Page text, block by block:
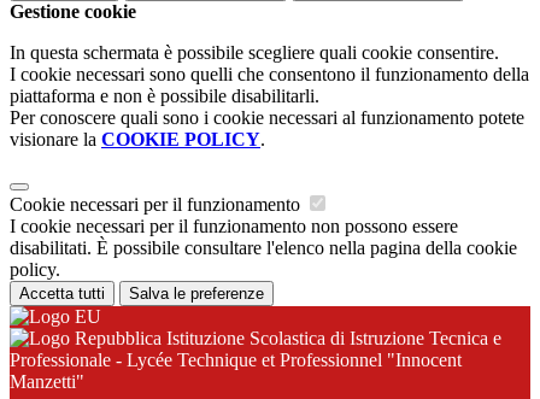
Gestione cookie
In questa schermata è possibile scegliere quali cookie consentire.
I cookie necessari sono quelli che consentono il funzionamento della
piattaforma e non è possibile disabilitarli.
Per conoscere quali sono i cookie necessari al funzionamento potete
visionare la COOKIE POLICY.
Cookie necessari per il funzionamento
I cookie necessari per il funzionamento non possono essere
disabilitati. È possibile consultare l'elenco nella pagina della cookie
policy.
Accetta tutti Salva le preferenze
Istituzione Scolastica di Istruzione Tecnica e
Professionale - Lycée Technique et Professionnel "Innocent
Manzetti"